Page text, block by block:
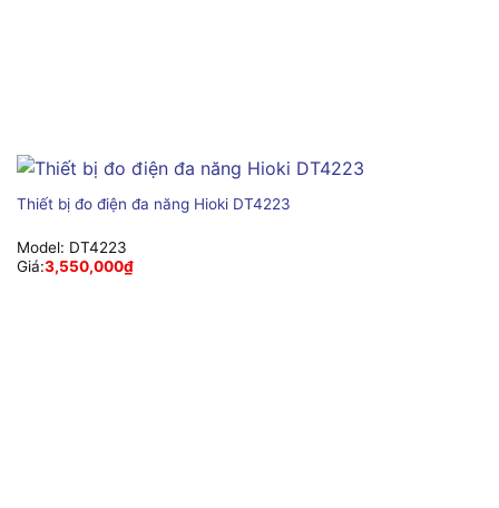
Thiết bị đo điện đa năng Hioki DT4223
Model: DT4223
Giá:3,550,000₫